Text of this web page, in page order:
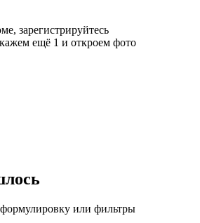
зарегистрируйтесь
ещё 1 и откроем фото
или фильтры